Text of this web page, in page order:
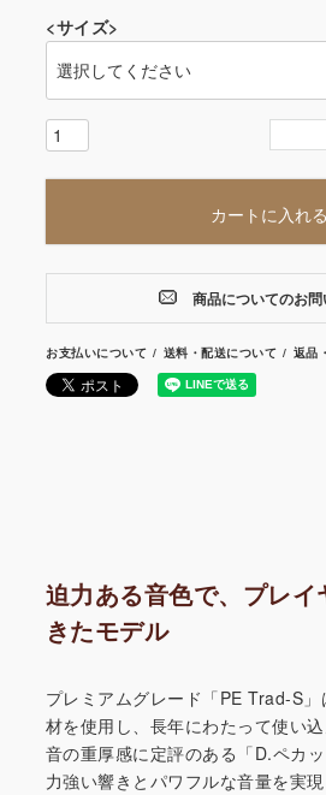
<サイズ>
カートに入れる
商品についてのお
お支払いについて 送料・配送について 返品
迫力ある音色で、プレイ
きたモデル
プレミアムグレード「PE Trad-S
材を使用し、長年にわたって使い込
音の重厚感に定評のある「D.ペカッ
力強い響きとパワフルな音量を実現